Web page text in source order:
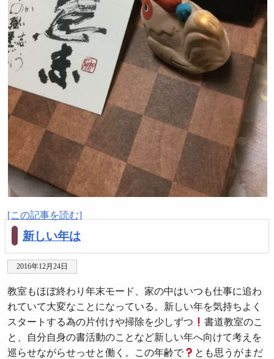
[この記事を読む]
新しい年は
2016年12月24日
教室もほぼ終わり年末モード、家の中はいつも仕事に追わ
れていて大変なことになっている。新しい年を気持ちよく
スタートする為の片付けや掃除を少しずつ
書道教室のこ
と、自分自身の書活動のことなど新しい年へ向けて考えを
巡らせながらせっせと働く。この年齢で
とも思うがまだ